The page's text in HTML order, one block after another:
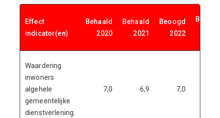
Effect
indicator(en)
Behaald
2020
Behaald
2021
Beoogd
2022
Waardering
inwoners
algehele
gemeentelijke
dienstverlening.
7,0 6,9 7,0